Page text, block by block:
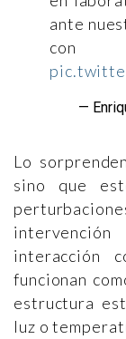
ante
con
—
Lo
sino que
interacción
funcionan
estructura
luz o